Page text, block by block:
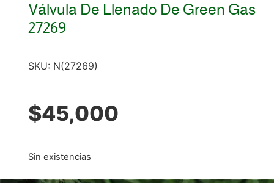
Válvula De Llenado De Green Gas
27269
SKU: N(27269)
$45,000
Sin existencias